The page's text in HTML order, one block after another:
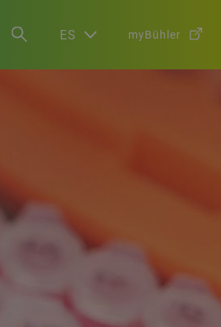
ES myBühler